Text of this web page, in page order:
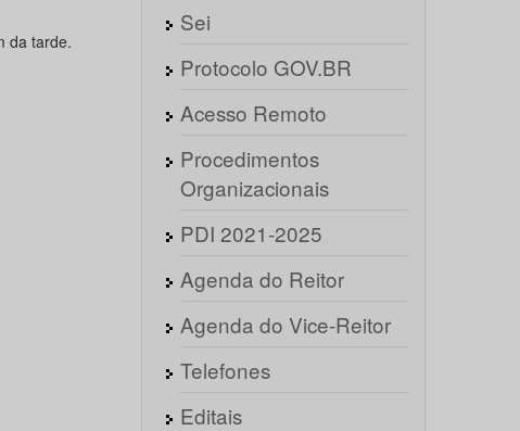
da tarde.
Sei
Protocolo GOV.BR
Acesso Remoto
Procedimentos
Organizacionais
PDI 2021-2025
Agenda do Reitor
Agenda do Vice-Reitor
Telefones
Editais